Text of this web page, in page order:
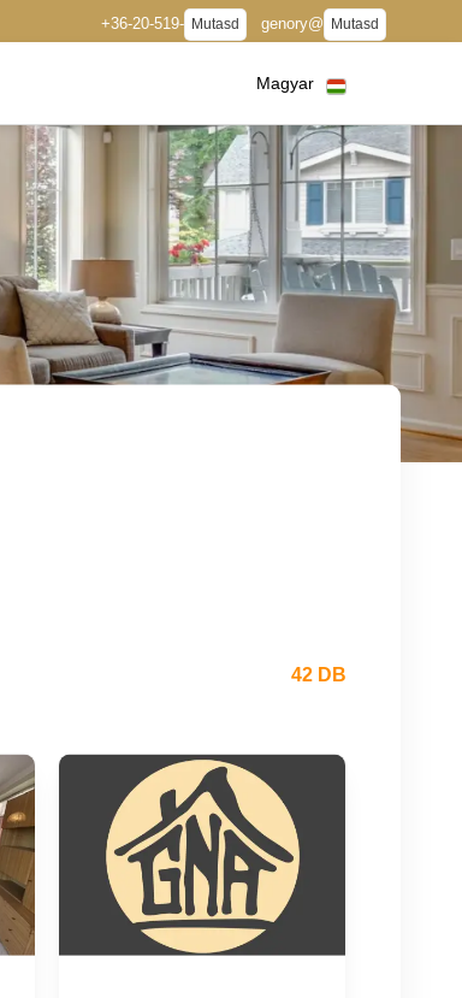
+36-20-519- Mutasd genory@ Mutasd
Magyar
42 DB